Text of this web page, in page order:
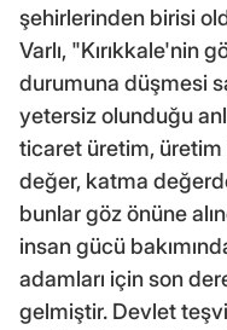
şehirlerinden birisi
Varlı, "Kırıkkale'nin
durumuna düşmesi
yetersiz olunduğu
ticaret üretim,
değer, katma
bunlar göz önüne
insan gücü
adamları için son
gelmiştir. Devlet